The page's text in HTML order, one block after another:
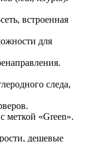
встроенная
для
следа,
меткой «Green».
дешевые